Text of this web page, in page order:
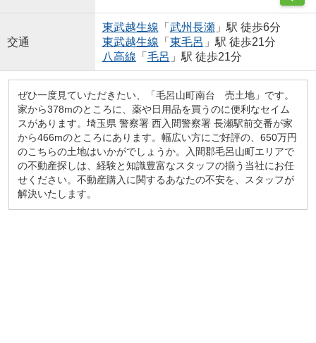
交通
東武越生線 「 武州長瀬」駅 徒歩6分
東武越生線 「 東毛呂 」駅 徒歩21分
八高線 「 毛呂 」駅 徒歩21分
ぜひ一度見ていただきたい、「毛呂山町南台 売土地」です。
家から378mのところに、薬や日用品を買うのに便利なセイム
スがあります。埼玉県 警察署 西入間警察署 長瀬駅前交番が家
から466mのところにあります。幅広い方にご好評の、650万円
のこちらの土地はいかがでしょうか。入間郡毛呂山町エリアで
の不動産探しは、経験と知識豊富なスタッフの揃う当社にお任
せください。不動産購入に関するあなたの不安を、スタッフが
解決いたします。